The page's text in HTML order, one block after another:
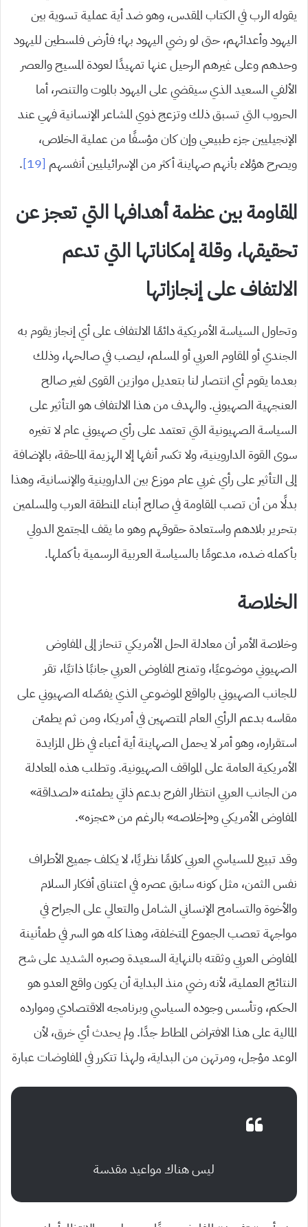
يقوله الرب في الكتاب المقدس، وهو ضد أية عملية تسوية بين
اليهود وأعدائهم، حتى لو رضي اليهود بها؛ فأرض فلسطين لليهود
وحدهم وعلى غيرهم الرحيل عنها تمهيدًا لعودة المسيح والعصر
الألفي السعيد الذي سيقضي على اليهود بالموت والتنصر، أما
الحروب التي تسبق ذلك وتزعج ذوي المشاعر الإنسانية فهي عند
الإنجيليين جزء طبيعي وإن كان مؤسفًا من عملية الخلاص،
ويصرح هؤلاء بأنهم صهاينة أكثر من الإسرائيليين أنفسهم [19]
.
المقاومة بين عظمة أهدافها التي تعجز عن
تحقيقها، وقلة إمكاناتها التي تدعم
الالتفاف على إنجازاتها
وتحاول السياسة الأمريكية دائمًا الالتفاف على أي إنجاز يقوم به
الجندي أو المقاوم العربي أو المسلم، ليصب في صالحها، وذلك
بعدما يقوم أي انتصار لنا بتعديل موازين القوى لغير صالح
العنجهية الصهيوني. والهدف من هذا الالتفاف هو التأثير على
السياسة الصهيونية التي تعتمد على رأي صهيوني عام لا تغيره
سوى القوة الداروينية، ولا تكسر أنفها إلا الهزيمة الماحقة، بالإضافة
إلى التأثير على رأي غربي عام موزع بين الداروينية والإنسانية، وهذا
بدلًا من أن تصب المقاومة في صالح أبناء المنطقة العرب والمسلمين
بتحرير بلادهم واستعادة حقوقهم وهو ما يقف المجتمع الدولي
بأكمله ضده، مدعومًا بالسياسة العربية الرسمية بأكملها.
الخلاصة
وخلاصة الأمر أن معادلة الحل الأمريكي تنحاز إلى المفاوض
الصهيوني موضوعيًا، وتمنح المفاوض العربي جانبًا ذاتيًا، تقر
للجانب الصهيوني بالواقع الموضوعي الذي يفصّله الصهيوني على
مقاسه بدعم الرأي العام المتصهين في أمريكا، ومن ثم يطمئن
استقراره، وهو أمر لا يحمل الصهاينة أية أعباء في ظل المزايدة
الأمريكية العامة على المواقف الصهيونية. وتطلب هذه المعادلة
من الجانب العربي انتظار الفرج بدعم ذاتي يطمئنه «لصداقة»
المفاوض الأمريكي و«إخلاصه» بالرغم من «عجزه».
وقد تبيع للسياسي العربي كلامًا نظريًا، لا يكلف جميع الأطراف
نفس الثمن، مثل كونه سابق عصره في اعتناق أفكار السلام
والأخوة والتسامح الإنساني الشامل والتعالي على الجراح في
مواجهة تعصب الجموع المتخلفة، وهذا كله هو السر في طمأنينة
المفاوض العربي وثقته بالنهاية السعيدة وصبره الشديد على شح
النتائج العملية، لأنه رضي منذ البداية أن يكون واقع العدو هو
الحكم، وتأسس وجوده السياسي وبرنامجه الاقتصادي وموارده
المالية على هذا الافتراض المطاط جدًا. ولم يحدث أي خرق، لأن
الوعد مؤجل، ومرتهن من البداية، ولهذا تتكرر في المفاوضات عبارة
ليس هناك مواعيد مقدسة